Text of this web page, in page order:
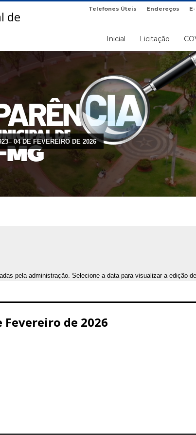
Telefones Úteis Endereços
Inicial Licitação
04 DE FEVEREIRO DE 2026
pela administração. Selecione a data para visualizar a edição
Fevereiro de 2026